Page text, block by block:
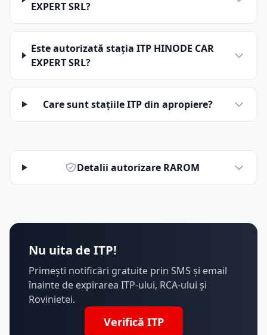
EXPERT SRL?
Este autorizată stația ITP HINODE CAR
EXPERT SRL?
Care sunt stațiile ITP din apropiere?
Detalii autorizare RAROM
Nu uita de ITP!
Primești notificări gratuite prin SMS și email
înainte de expirarea ITP-ului, RCA-ului și
Rovinietei.
Verifică ITP